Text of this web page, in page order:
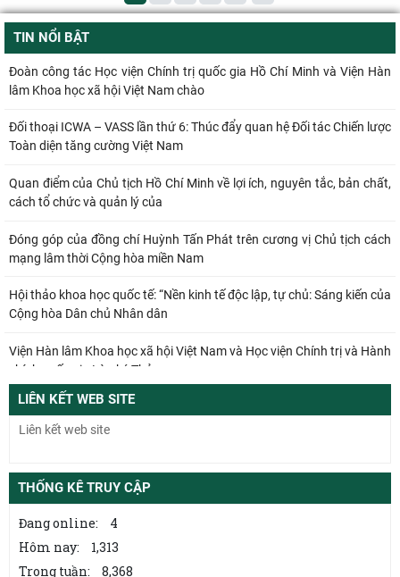
TIN NỔI BẬT
Đoàn công tác Học viện Chính trị quốc gia Hồ Chí Minh và Viện Hàn
lâm Khoa học xã hội Việt Nam chào
Đối thoại ICWA – VASS lần thứ 6: Thúc đẩy quan hệ Đối tác Chiến lược
Toàn diện tăng cường Việt Nam
Quan điểm của Chủ tịch Hồ Chí Minh về lợi ích, nguyên tắc, bản chất,
cách tổ chức và quản lý của
Đóng góp của đồng chí Huỳnh Tấn Phát trên cương vị Chủ tịch cách
mạng lâm thời Cộng hòa miền Nam
Hội thảo khoa học quốc tế: “Nền kinh tế độc lập, tự chủ: Sáng kiến của
Cộng hòa Dân chủ Nhân dân
Viện Hàn lâm Khoa học xã hội Việt Nam và Học viện Chính trị và Hành
chính quốc gia Lào ký Thỏa
Đổi mới công tác kiểm tra, giám sát tại Chi bộ Viện Nhà nước và Pháp
luật: Gắn siết chặt kỷ cương
phân phối trong nền kinh tế thị trường
Mối quan hệ giữa dân chủ và chủ nghĩa xã hội – quan điểm của
LIÊN KẾT WEB SITE
THỐNG KÊ TRUY CẬP
Đang online:
4
Hôm nay:
1,313
Trong tuần:
8,368